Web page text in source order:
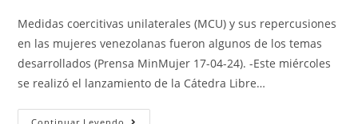
Medidas coercitivas unilaterales (MCU) y sus repercusiones
en las mujeres venezolanas fueron algunos de los temas
desarrollados (Prensa MinMujer 17-04-24). -Este miércoles
se realizó el lanzamiento de la Cátedra Libre…